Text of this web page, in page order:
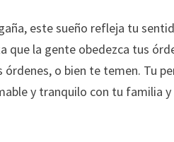
este sueño refleja tu
que la gente obedezca tus
órdenes, o bien te temen. Tu
y tranquilo con tu familia